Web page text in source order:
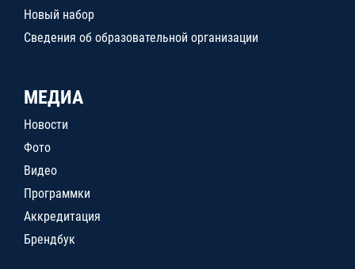
Новый набор
Сведения об образовательной организации
МЕДИА
Новости
Фото
Видео
Программки
Аккредитация
Брендбук